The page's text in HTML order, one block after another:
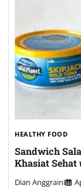
HEALTHY FOOD
Sandwich
Khasiat Sehat
Dian Anggraini